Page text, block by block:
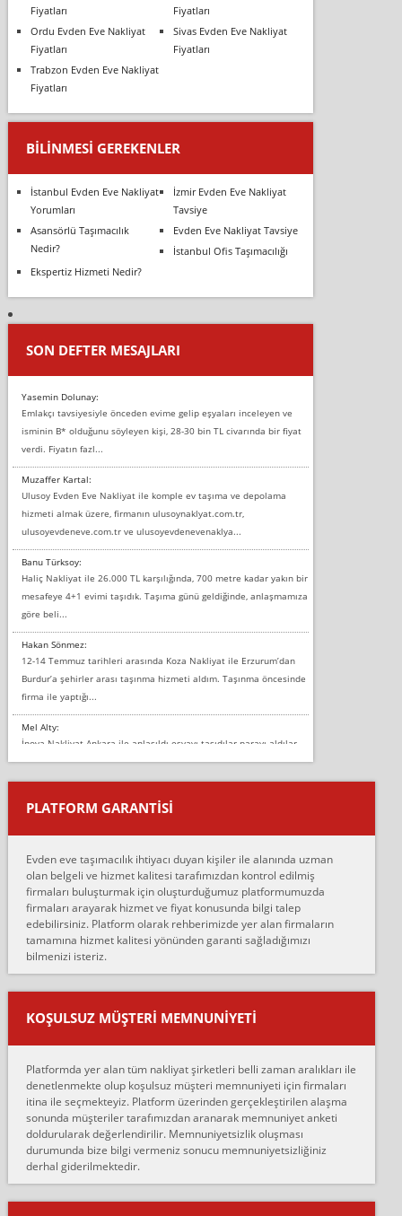
Fiyatları
Fiyatları
Ordu Evden Eve Nakliyat
Fiyatları
Sivas Evden Eve Nakliyat
Fiyatları
Trabzon Evden Eve Nakliyat
Fiyatları
BILINMESI GEREKENLER
İstanbul Evden Eve Nakliyat
Yorumları
İzmir Evden Eve Nakliyat
Tavsiye
Asansörlü Taşımacılık
Nedir?
Evden Eve Nakliyat Tavsiye
İstanbul Ofis Taşımacılığı
Ekspertiz Hizmeti Nedir?
SON DEFTER MESAJLARI
Yasemin Dolunay:
Emlakçı tavsiyesiyle önceden evime gelip eşyaları inceleyen ve
isminin B* olduğunu söyleyen kişi, 28-30 bin TL civarında bir fiyat
verdi. Fiyatın fazl...
Muzaffer Kartal:
Ulusoy Evden Eve Nakliyat ile komple ev taşıma ve depolama
hizmeti almak üzere, firmanın ulusoynaklyat.com.tr,
ulusoyevdeneve.com.tr ve ulusoyevdenevenaklya...
Banu Türksoy:
Haliç Nakliyat ile 26.000 TL karşılığında, 700 metre kadar yakın bir
mesafeye 4+1 evimi taşıdık. Taşıma günü geldiğinde, anlaşmamıza
göre beli...
Hakan Sönmez:
12-14 Temmuz tarihleri arasında Koza Nakliyat ile Erzurum’dan
Burdur’a şehirler arası taşınma hizmeti aldım. Taşınma öncesinde
firma ile yaptığı...
Mel Alty:
İnova Nakliyat Ankara ile anlaşıldı eşyayı taşıdılar parayı aldılar.
Salon duvarına bir baktım birisi boydan alüminyum renkli bantı
yapıştırm...
Murat:
çalıştıklarını, müş...
Ahmet:
Lüleburgaz güngünes evden eve naklyat eşyalarımı taşımak için
anlaştık sabah eve geldiklerinde de eşyalarımı düzgün şekilde
sarcaz demelerine r...
mehmet güldü:
Ankara ALİCANLAR NAKLİYAT Tutarsız ve ticari ahlak problemleri
var verdikleri fiyat teklifini arttırdılar. Sonrasında taşıma gününde
oldukça tutarsı...
Ankara Alicanlar naklyat tel 5465524025. 2600 TL'ye ankaradan
Konya ya Alicanlar naklyat la anlaştık bu şahıs evin taşınacağı gün
fiyatın mazoto gele...
Fatih kokmese:
Diyarbakır dan eşyamı getirtmek için anlaştım sözleşme yaptım.
Son anda fiyat artırdılar.. mecburiyetten tasittim.. bu kişiler ağrılı
PLATFORM GARANTİSİ
Evden eve taşımacılık ihtiyacı duyan kişiler ile alanında uzman
olan belgeli ve hizmet kalitesi tarafımızdan kontrol edilmiş
firmaları buluşturmak için oluşturduğumuz platformumuzda
firmaları arayarak hizmet ve fiyat konusunda bilgi talep
edebilirsiniz. Platform olarak rehberimizde yer alan firmaların
tamamına hizmet kalitesi yönünden garanti sağladığımızı
bilmenizi isteriz.
KOŞULSUZ MÜŞTERI MEMNUNIYETI
Platformda yer alan tüm nakliyat şirketleri belli zaman aralıkları ile
denetlenmekte olup koşulsuz müşteri memnuniyeti için firmaları
itina ile seçmekteyiz. Platform üzerinden gerçekleştirilen alaşma
sonunda müşteriler tarafımızdan aranarak memnuniyet anketi
doldurularak değerlendirilir. Memnuniyetsizlik oluşması
durumunda bize bilgi vermeniz sonucu memnuniyetsizliğiniz
derhal giderilmektedir.